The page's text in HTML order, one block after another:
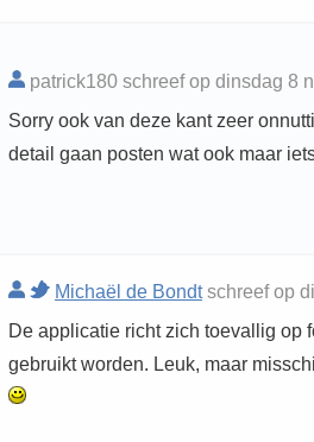
patrick180 schreef op dinsdag 8
Sorry ook van deze kant zeer
detail gaan posten wat ook maar
Michaël de Bondtschreef op
De applicatie richt zich toevallig op
gebruikt worden. Leuk, maar